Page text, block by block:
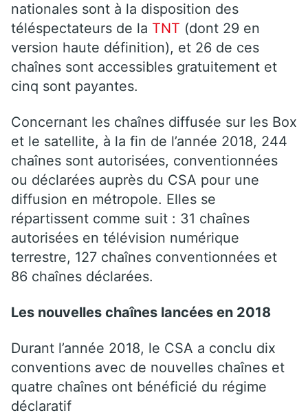
nationales sont à la disposition des
téléspectateurs de la TNT (dont 29 en
version haute définition), et 26 de ces
chaînes sont accessibles gratuitement et
cinq sont payantes.
Concernant les chaînes diffusée sur les Box
et le satellite, à la fin de l’année 2018, 244
chaînes sont autorisées, conventionnées
ou déclarées auprès du CSA pour une
diffusion en métropole. Elles se
répartissent comme suit : 31 chaînes
autorisées en télévision numérique
terrestre, 127 chaînes conventionnées et
86 chaînes déclarées.
Les nouvelles chaînes lancées en 2018
Durant l’année 2018, le CSA a conclu dix
conventions avec de nouvelles chaînes et
quatre chaînes ont bénéficié du régime
déclaratif